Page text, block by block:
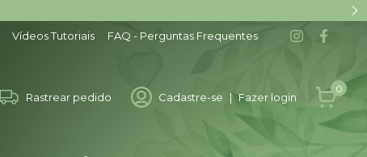
Vídeos Tutoriais FAQ - Perguntas Frequentes
Rastrear pedido Cadastre-se | Fazer login
0